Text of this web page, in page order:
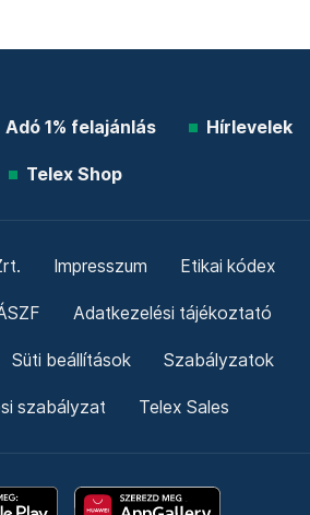
Adó 1% felajánlás Hírlevelek
Telex Shop
Impresszum Etikai kódex
Adatkezelési tájékoztató
Süti beállítások Szabályzatok
szabályzat Telex Sales